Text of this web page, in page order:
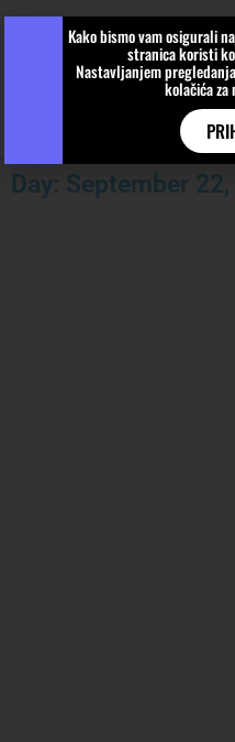
Day: September 22,
Kako bismo vam osigurali
stranica koristi
Nastavljanjem
kolačića za